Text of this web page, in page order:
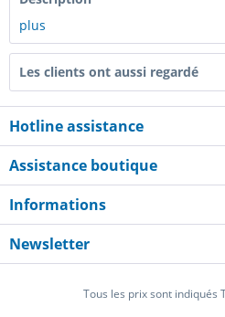
plus
Les clients ont aussi regardé
Hotline assistance
Assistance boutique
Informations
Newsletter
Tous les prix sont indiqués